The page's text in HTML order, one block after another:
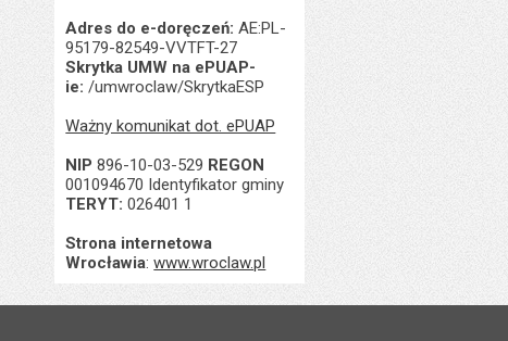
Adres do e-doręczeń: AE:PL-
95179-82549-VVTFT-27
Skrytka UMW na ePUAP-
ie: /umwroclaw/SkrytkaESP
Ważny komunikat dot. ePUAP
NIP 896-10-03-529 REGON
001094670 Identyfikator gminy
TERYT: 026401 1
Strona internetowa
Wrocławia:www.wroclaw.pl